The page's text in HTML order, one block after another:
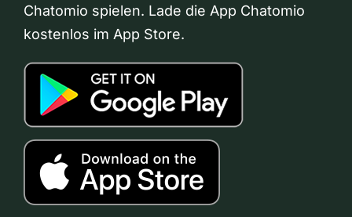
Chatomio spielen. Lade die App Chatomio
kostenlos im App Store.